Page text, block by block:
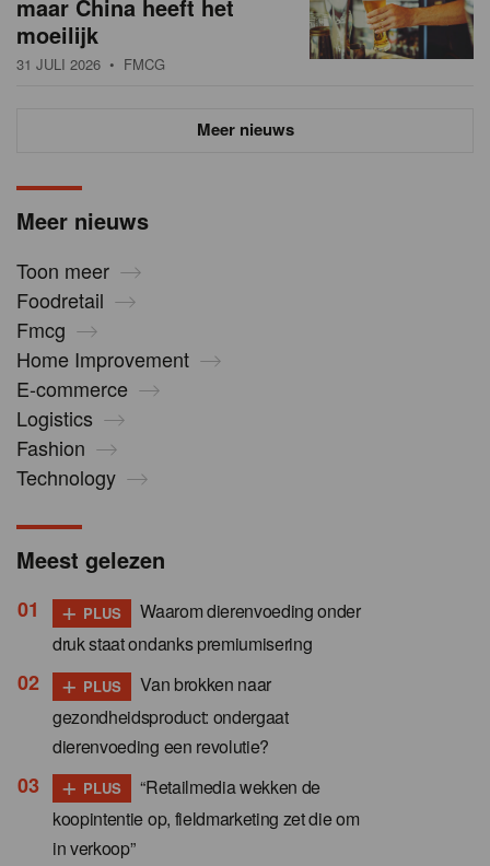
Meer nieuws
Toon meer
Foodretail
Fmcg
Home Improvement
E-commerce
Logistics
Fashion
Technology
maar China heeft het
moeilijk
31 JULI 2026 • FMCG
Meer nieuws
Meest gelezen
+ PLUS
Waarom dierenvoeding onder
druk staat ondanks premiumisering
+ PLUS
Van brokken naar
gezondheidsproduct: ondergaat
dierenvoeding een revolutie?
+ PLUS
“Retailmedia wekken de
koopintentie op, fieldmarketing zet die om
in verkoop”